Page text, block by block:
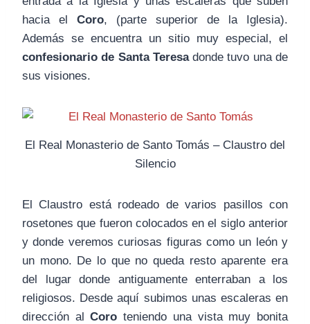
hacia el Coro, (parte superior de la Iglesia).
Además se encuentra un sitio muy especial, el
confesionario de Santa Teresadonde tuvo una de
sus visiones.
El Real Monasterio de Santo Tomás – Claustro del
Silencio
El Claustro está rodeado de varios pasillos con
rosetones que fueron colocados en el siglo anterior
y donde veremos curiosas figuras como un león y
un mono. De lo que no queda resto aparente era
del lugar donde antiguamente enterraban a los
religiosos. Desde aquí subimos unas escaleras en
dirección alCoro teniendo una vista muy bonita